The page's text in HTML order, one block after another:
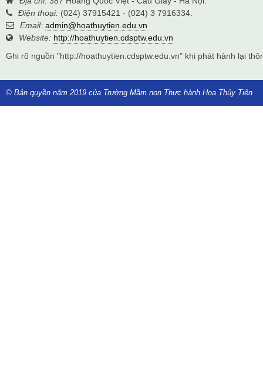
Điện thoại: (024) 37915421 - (024) 3 7916334.
Email: admin@hoathuytien.edu.vn
Website: http://hoathuytien.cdsptw.edu.vn
Ghi rõ nguồn "http://hoathuytien.cdsptw.edu.vn" khi phát hành lại
© Bản quyền năm 2019 của Trường Mầm non Thực hành Hoa Thủy Tiên